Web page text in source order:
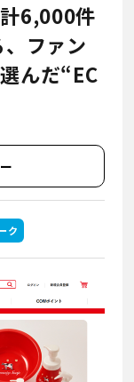
6,000件
ファン
んだ“EC
ク